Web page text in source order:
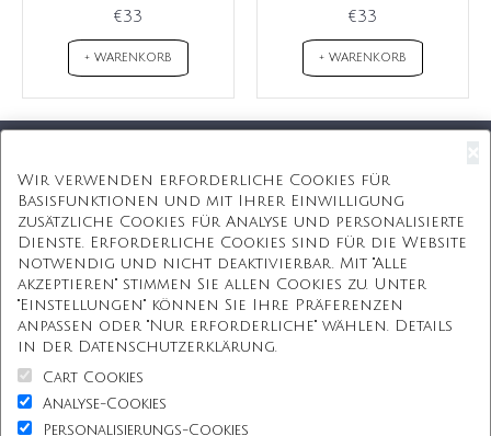
€33
+ WARENKORB
€33
+ WARENKORB
Kostenlose Geschenkbox
Kostenlose Gravur
Unbegrenzte Redesign
ÜBER UNS
Information
Wir verwenden erforderliche Cookies für
Basisfunktionen und mit Ihrer Einwilligung
zusätzliche Cookies für Analyse und personalisierte
Dienste. Erforderliche Cookies sind für die Website
notwendig und nicht deaktivierbar. Mit "Alle
akzeptieren" stimmen Sie allen Cookies zu. Unter
"Einstellungen" können Sie Ihre Präferenzen
anpassen oder "Nur erforderliche" wählen. Details
in der Datenschutzerklärung.
Cart Cookies
Analyse-Cookies
Personalisierungs-Cookies